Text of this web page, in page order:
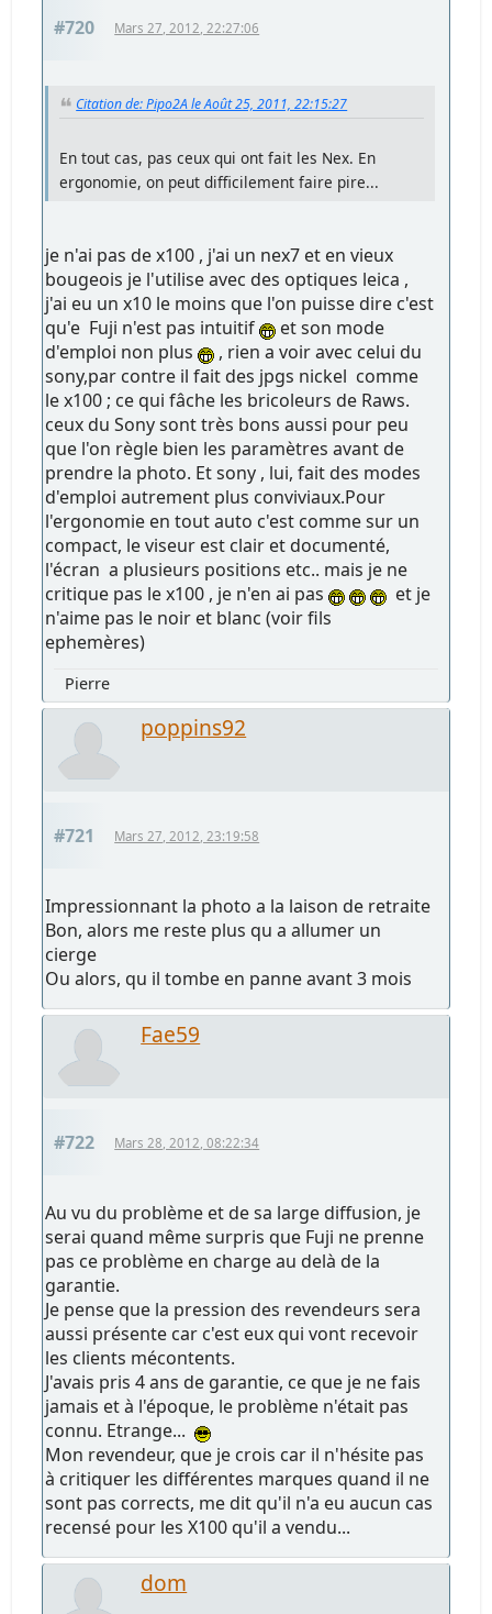
#720 Mars 27, 2012, 22:27:06
Citation de: Pipo2A le Août 25, 2011, 22:15:27
En tout cas, pas ceux qui ont fait les Nex. En
ergonomie, on peut difficilement faire pire...
je n'ai pas de x100 , j'ai un nex7 et en vieux
bougeois je l'utilise avec des optiques leica ,
j'ai eu un x10 le moins que l'on puisse dire c'est
qu'e Fuji n'est pas intuitif
et son mode
d'emploi non plus
, rien a voir avec celui du
sony,par contre il fait des jpgs nickel comme
le x100 ; ce qui fâche les bricoleurs de Raws.
ceux du Sony sont très bons aussi pour peu
que l'on règle bien les paramètres avant de
prendre la photo. Et sony , lui, fait des modes
d'emploi autrement plus conviviaux.Pour
l'ergonomie en tout auto c'est comme sur un
compact, le viseur est clair et documenté,
l'écran a plusieurs positions etc.. mais je ne
critique pas le x100 , je n'en ai pas
et je
n'aime pas le noir et blanc (voir fils
ephemères)
Pierre
poppins92
#721 Mars 27, 2012, 23:19:58
Impressionnant la photo a la laison de retraite
Bon, alors me reste plus qu a allumer un
cierge
Ou alors, qu il tombe en panne avant 3 mois
Fae59
#722 Mars 28, 2012, 08:22:34
Au vu du problème et de sa large diffusion, je
serai quand même surpris que Fuji ne prenne
pas ce problème en charge au delà de la
garantie.
Je pense que la pression des revendeurs sera
aussi présente car c'est eux qui vont recevoir
les clients mécontents.
J'avais pris 4 ans de garantie, ce que je ne fais
jamais et à l'époque, le problème n'était pas
connu. Etrange...
Mon revendeur, que je crois car il n'hésite pas
à critiquer les différentes marques quand il ne
sont pas corrects, me dit qu'il n'a eu aucun cas
recensé pour les X100 qu'il a vendu...
dom